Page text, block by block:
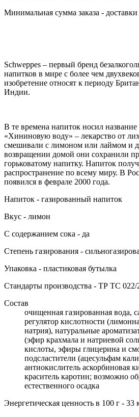
Минимальная сумма заказа -
Schweppes – первый бренд
напитков в мире с более чем
изобретение относят к периоду
Индии.
В те времена напиток носил название
«Хининовую воду» – лекарство от
смешивали с лимоном или лаймом и
возвращении домой они сохранили
горьковатому напитку. Напиток
распространение по всему миру. В
появился в феврале 2000 года.
Напиток - газированный напиток
Вкус - лимон
С содержанием сока - да
Степень газирования -
Упаковка - пластиковая бутылка
Стандарты производства - ТР ТС 022/
Состав
очищенная газированная вода,
регулятор кислотности
натрия), натуральные
(эфир крахмала и натриевой
кислоты, эфиры глицерина и
подсластители (ацесульфам
антиокислитель аскорбиновая
краситель каротин; возможно
естественного осадка
Энергетическая ценность в 100 г - 33